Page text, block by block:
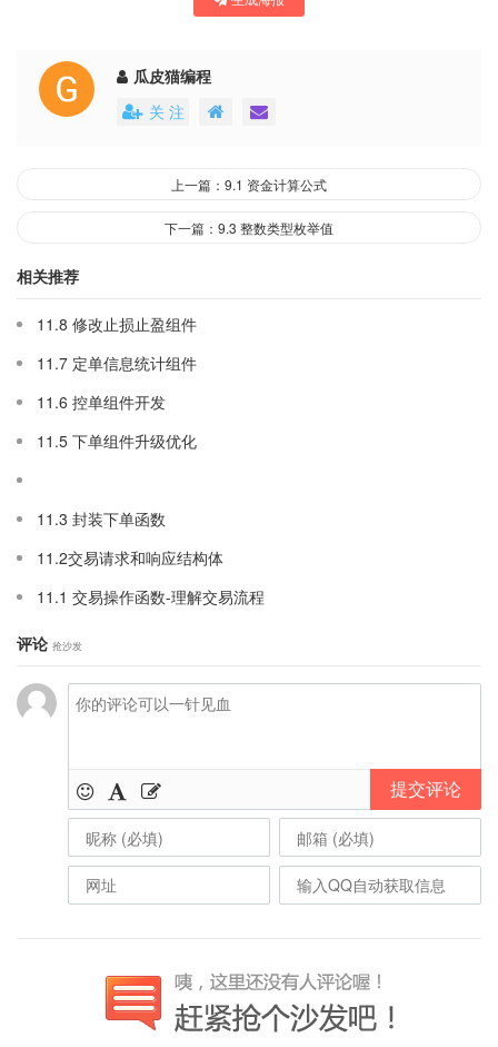
瓜皮猫编程
关 注
上一篇：9.1 资金计算公式
下一篇：9.3 整数类型枚举值
相关推荐
11.8 修改止损止盈组件
11.7 定单信息统计组件
11.6 控单组件开发
11.5 下单组件升级优化
11.3 封装下单函数
11.2交易请求和响应结构体
11.1 交易操作函数-理解交易流程
评论 抢沙发
提交评论